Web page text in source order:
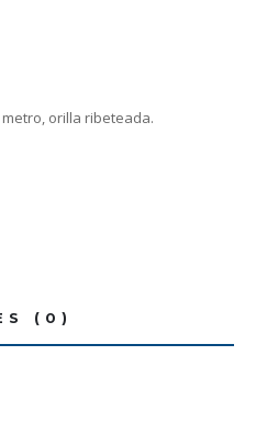
orilla ribeteada.
(0)